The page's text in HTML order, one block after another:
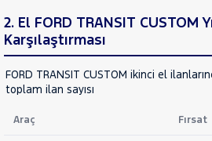
2. El FORD TRANSIT CUSTOM
Karşılaştırması
FORD TRANSIT CUSTOM ikinci el
toplam ilan sayısı
Araç Fırsat